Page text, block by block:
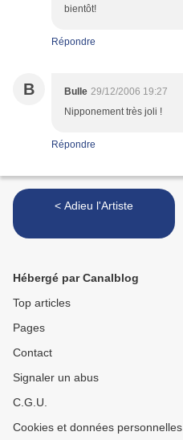
bientôt!
Répondre
B Bulle 29/12/2006 19:27
Nipponement très joli !
Répondre
< Adieu l'Artiste
Hébergé par Canalblog
Top articles
Pages
Contact
Signaler un abus
C.G.U.
Cookies et données personnelles